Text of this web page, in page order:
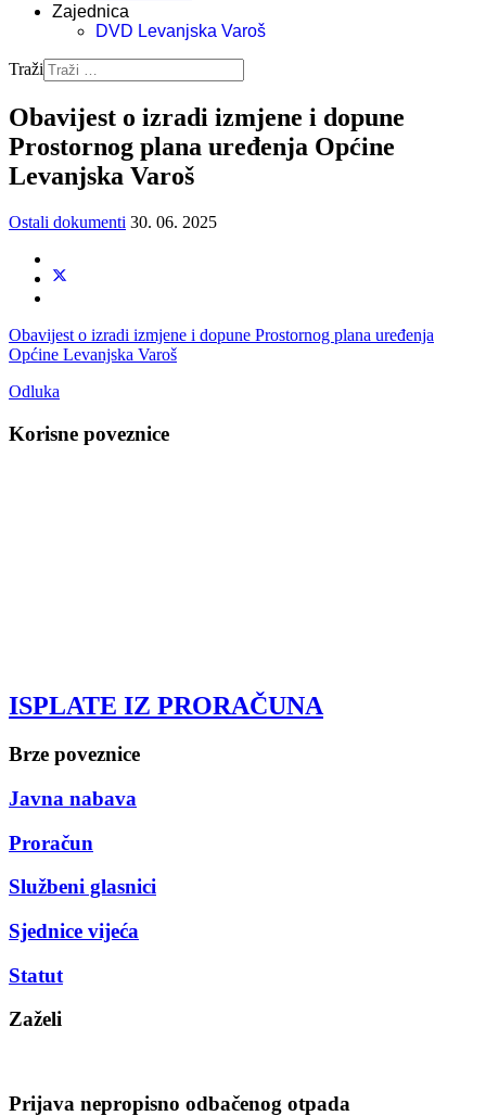
Zajednica
DVD Levanjska Varoš
Traži
Obavijest o izradi izmjene i dopune
Prostornog plana uređenja Općine
Levanjska Varoš
Ostali dokumenti 30. 06. 2025
Obavijest o izradi izmjene i dopune Prostornog plana uređenja
Općine Levanjska Varoš
Odluka
Korisne poveznice
ISPLATE IZ PRORAČUNA
Brze poveznice
Javna nabava
Proračun
Službeni glasnici
Sjednice vijeća
Statut
Zaželi
Prijava nepropisno odbačenog otpada